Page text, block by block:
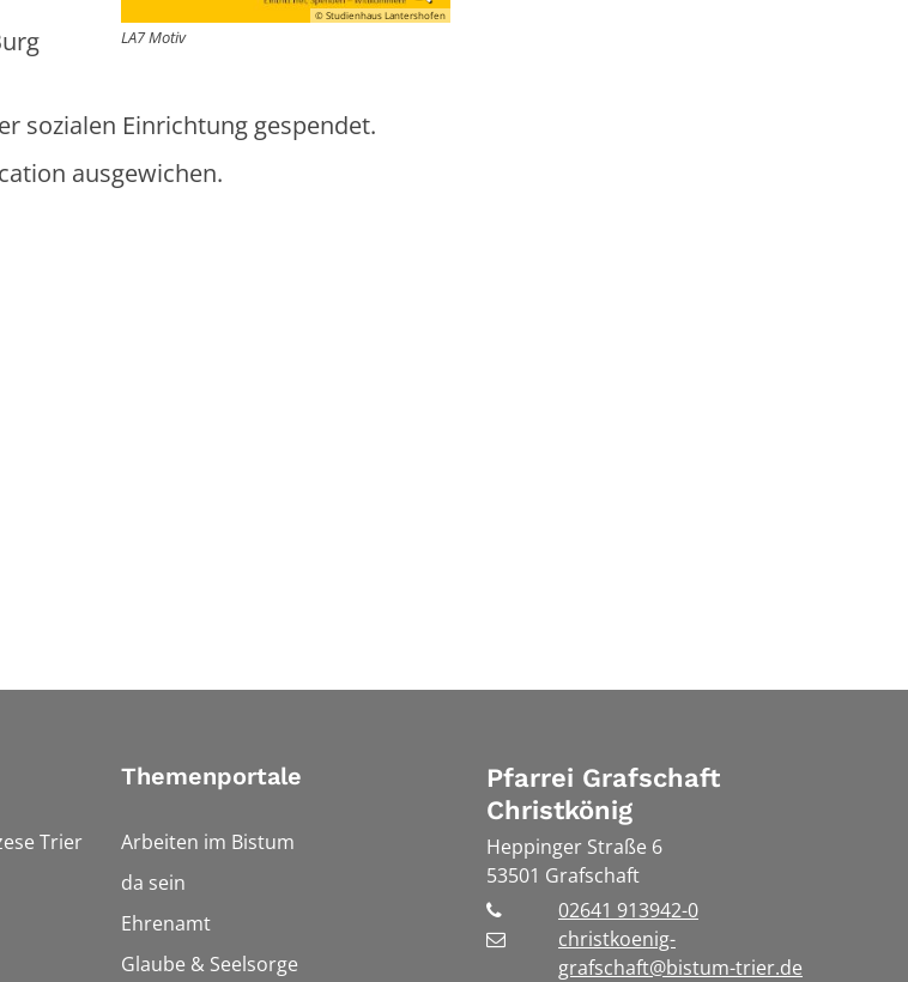
© Studienhaus Lantershofen
LA7 Motiv
sozialen Einrichtung gespendet.
ausgewichen.
Trier
Themenportale
Arbeiten im Bistum
da sein
Ehrenamt
Glaube & Seelsorge
Pfarrei Grafschaft
Christkönig
Heppinger Straße 6
53501 Grafschaft
02641 913942-0
christkoenig-
grafschaft@bistum-trier.de